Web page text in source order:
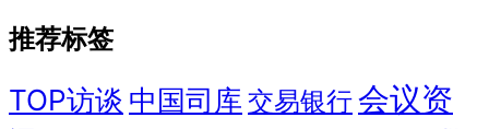
推荐标签
TOP访谈 中国司库 交易银行会议资